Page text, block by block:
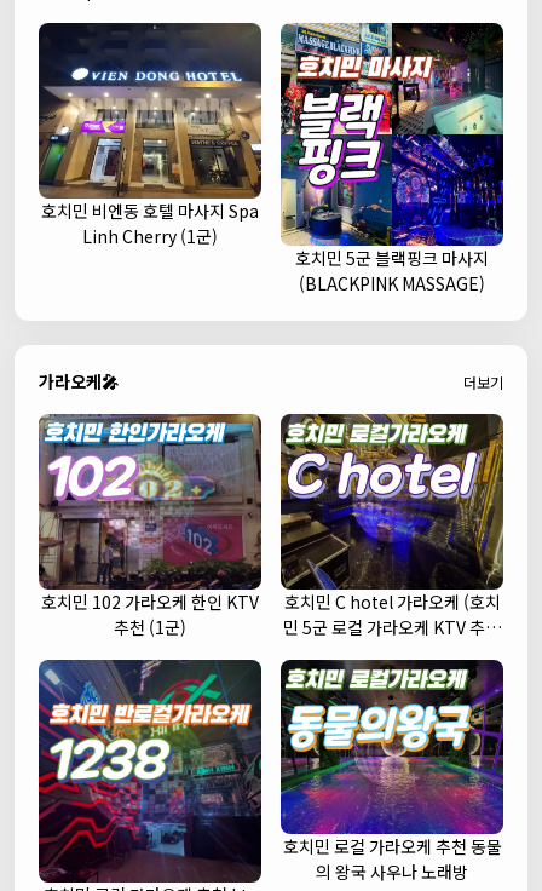
호치민 비엔동 호텔 마사지 Spa
Linh Cherry (1군)
호치민 5군 블랙핑크 마사지
(BLACKPINK MASSAGE)
가라오케🎤 더보기
호치민 102 가라오케 한인 KTV
추천 (1군)
호치민 C hotel 가라오케 (호치
민 5군 로컬 가라오케 KTV 추천
호치민 로컬 가라오케 추천 동물
의 왕국 사우나 노래방